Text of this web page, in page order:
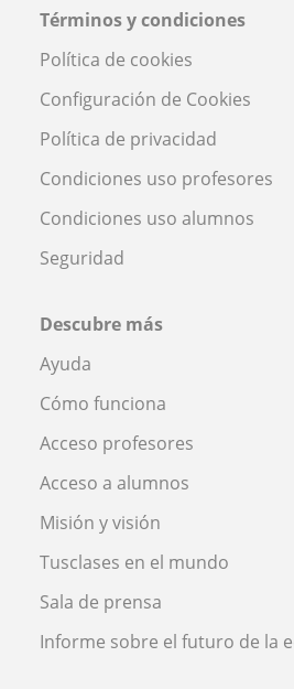
Términos y condiciones
Política de cookies
Configuración de Cookies
Política de privacidad
Condiciones uso profesores
Condiciones uso alumnos
Seguridad
Descubre más
Ayuda
Cómo funciona
Acceso profesores
Acceso a alumnos
Misión y visión
Tusclases en el mundo
Sala de prensa
Informe sobre el futuro de la